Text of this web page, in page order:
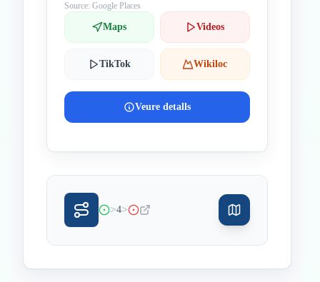
Source: Google Places
Maps Videos
TikTok Wikiloc
Veure detalls
>4>